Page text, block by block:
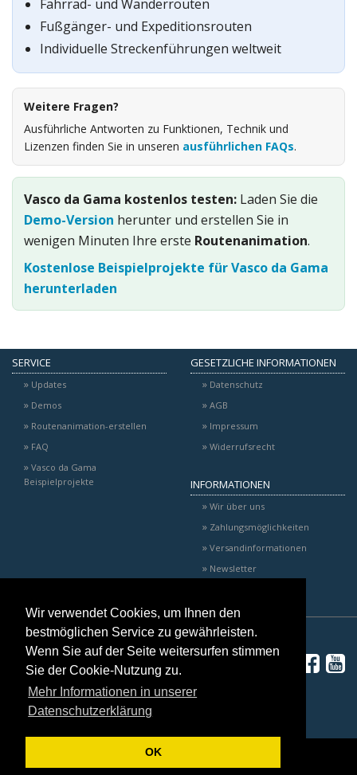
Wir verwendet Cookies, um Ihnen den
bestmöglichen Service zu gewährleisten.
Wenn Sie auf der Seite weitersurfen stimmen
Sie der Cookie-Nutzung zu.
Mehr Informationen in unserer
Datenschutzerklärung
OK
Fahrrad- und Wanderrouten
Fußgänger- und Expeditionsrouten
Individuelle Streckenführungen weltweit
Weitere Fragen?
Ausführliche Antworten zu Funktionen, Technik und
Lizenzen finden Sie in unseren ausführlichen FAQs.
Vasco da Gama kostenlos testen: Laden Sie die
Demo-Version herunter und erstellen Sie in
wenigen Minuten Ihre erste Routenanimation.
Kostenlose Beispielprojekte für Vasco da Gama
herunterladen
SERVICE
Updates
Demos
Routenanimation-erstellen
FAQ
Vasco da Gama
Beispielprojekte
GESETZLICHE INFORMATIONEN
Datenschutz
AGB
Impressum
Widerrufsrecht
INFORMATIONEN
Wir über uns
Zahlungsmöglichkeiten
Versandinformationen
Newsletter